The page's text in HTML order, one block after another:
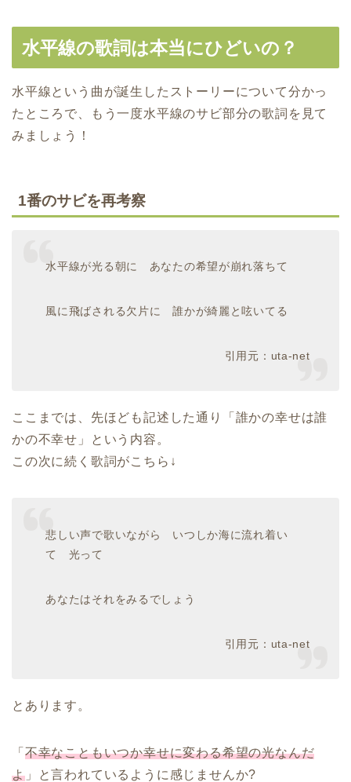
水平線の歌詞は本当にひどいの？
水平線という曲が誕生したストーリーについて分かっ
たところで、もう一度水平線のサビ部分の歌詞を見て
みましょう！
1番のサビを再考察
水平線が光る朝に あなたの希望が崩れ落ちて
風に飛ばされる欠片に 誰かが綺麗と呟いてる
引用元：uta-net
ここまでは、先ほども記述した通り「誰かの幸せは誰
かの不幸せ」という内容。
この次に続く歌詞がこちら↓
悲しい声で歌いながら いつしか海に流れ着い
て 光って
あなたはそれをみるでしょう
引用元：uta-net
とあります。
「 不幸なこともいつか幸せに変わる希望の光なんだ
よ」と言われているように感じませんか?